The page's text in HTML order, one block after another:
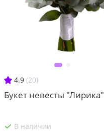
4.9 (20)
Букет невесты "Лирика"
В наличии